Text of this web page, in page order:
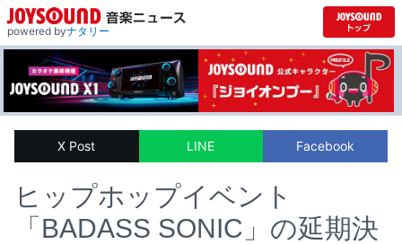
powered byナタリー
X Post LINE Facebook
ヒップホップイベント
「BADASS SONIC」の延期決